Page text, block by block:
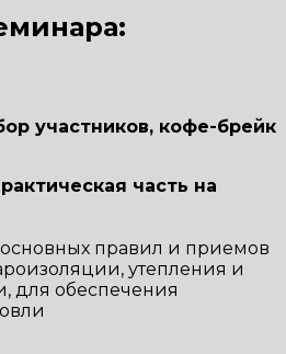
участников, кофе-брейк
часть на
правил и приемов
утепления и
для обеспечения